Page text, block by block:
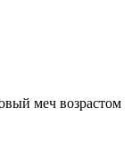
меч возрастом